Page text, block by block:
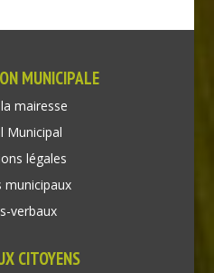
MUNICIPALE
mairesse
Municipal
légales
municipaux
verbaux
CITOYENS